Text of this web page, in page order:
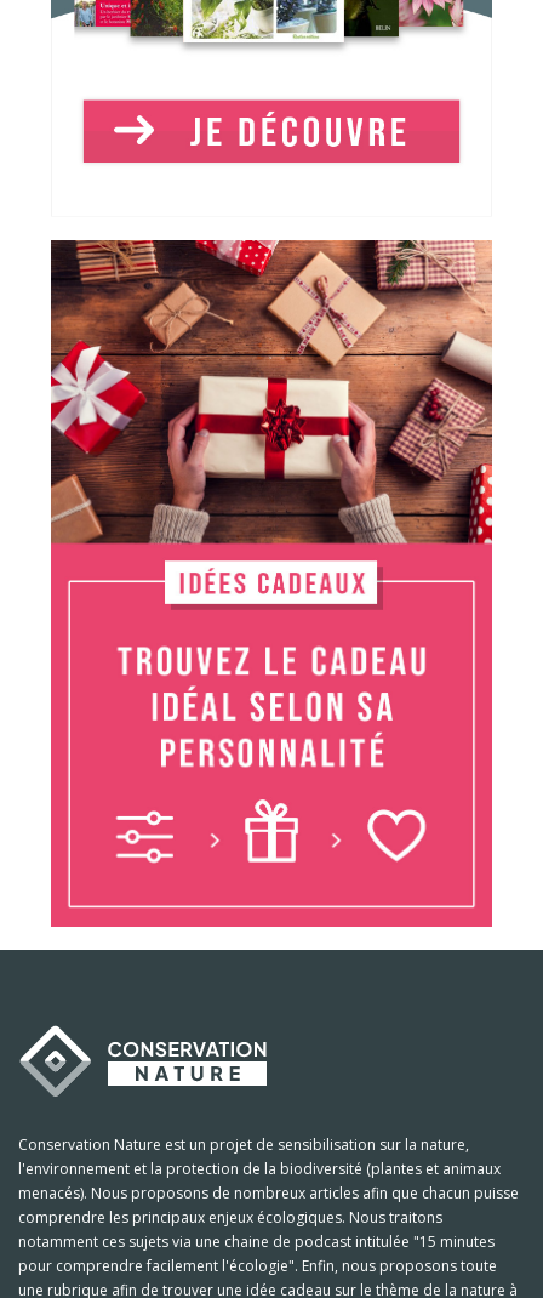
Conservation Nature est un projet de sensibilisation sur la nature,
l'environnement et la protection de la biodiversité (plantes et animaux
menacés). Nous proposons de nombreux articles afin que chacun puisse
comprendre les principaux enjeux écologiques. Nous traitons
notamment ces sujets via une chaine de podcast intitulée "15 minutes
pour comprendre facilement l'écologie". Enfin, nous proposons toute
une rubrique afin de trouver une idée cadeau sur le thème de la nature à